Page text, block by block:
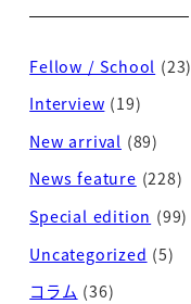
Fellow / School (23)
Interview (19)
New arrival (89)
News feature (228)
Special edition (99)
Uncategorized (5)
コラム (36)